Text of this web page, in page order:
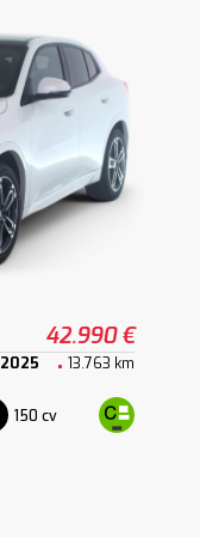
42.990 €
2025 13.763 km
150 cv